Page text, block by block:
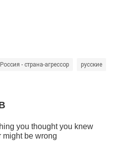
Россия - страна-агрессор русские